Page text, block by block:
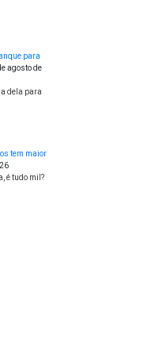
para
agosto de
dela para
tem maior
é tudo mil?